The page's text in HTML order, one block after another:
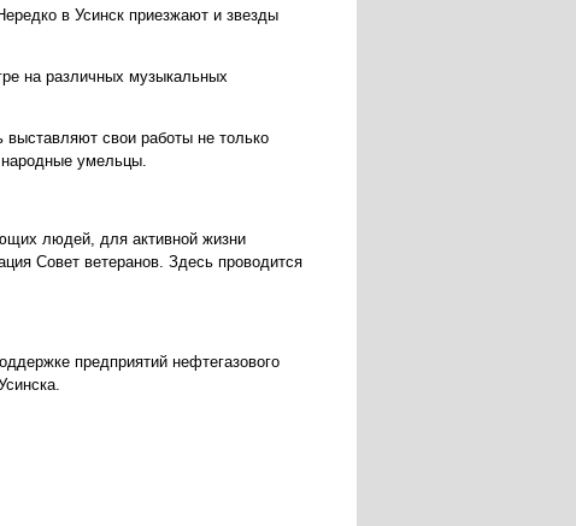
в Усинск приезжают и звезды
на различных музыкальных
свои работы не только
умельцы.
людей, для активной жизни
Совет ветеранов. Здесь проводится
предприятий нефтегазового